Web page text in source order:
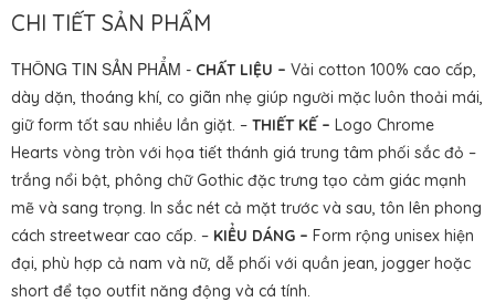
CHI TIẾT SẢN PHẨM
THÔNG TIN SẢN PHẨM - CHẤT LIỆU – Vải cotton 100% cao cấp,
dày dặn, thoáng khí, co giãn nhẹ giúp người mặc luôn thoải mái,
giữ form tốt sau nhiều lần giặt. – THIẾT KẾ – Logo Chrome
Hearts vòng tròn với họa tiết thánh giá trung tâm phối sắc đỏ –
trắng nổi bật, phông chữ Gothic đặc trưng tạo cảm giác mạnh
mẽ và sang trọng. In sắc nét cả mặt trước và sau, tôn lên phong
cách streetwear cao cấp. – KIỂU DÁNG – Form rộng unisex hiện
đại, phù hợp cả nam và nữ, dễ phối với quần jean, jogger hoặc
short để tạo outfit năng động và cá tính.